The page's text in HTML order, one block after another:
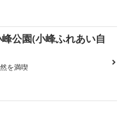
公園(小峰ふれあい自
を満喫